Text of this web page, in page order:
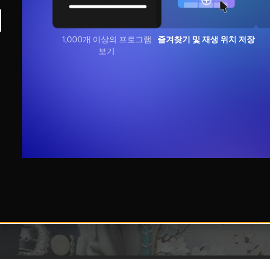
1,000개 이상의 프로그램
보기
즐겨찾기 및 재생 위치 저장